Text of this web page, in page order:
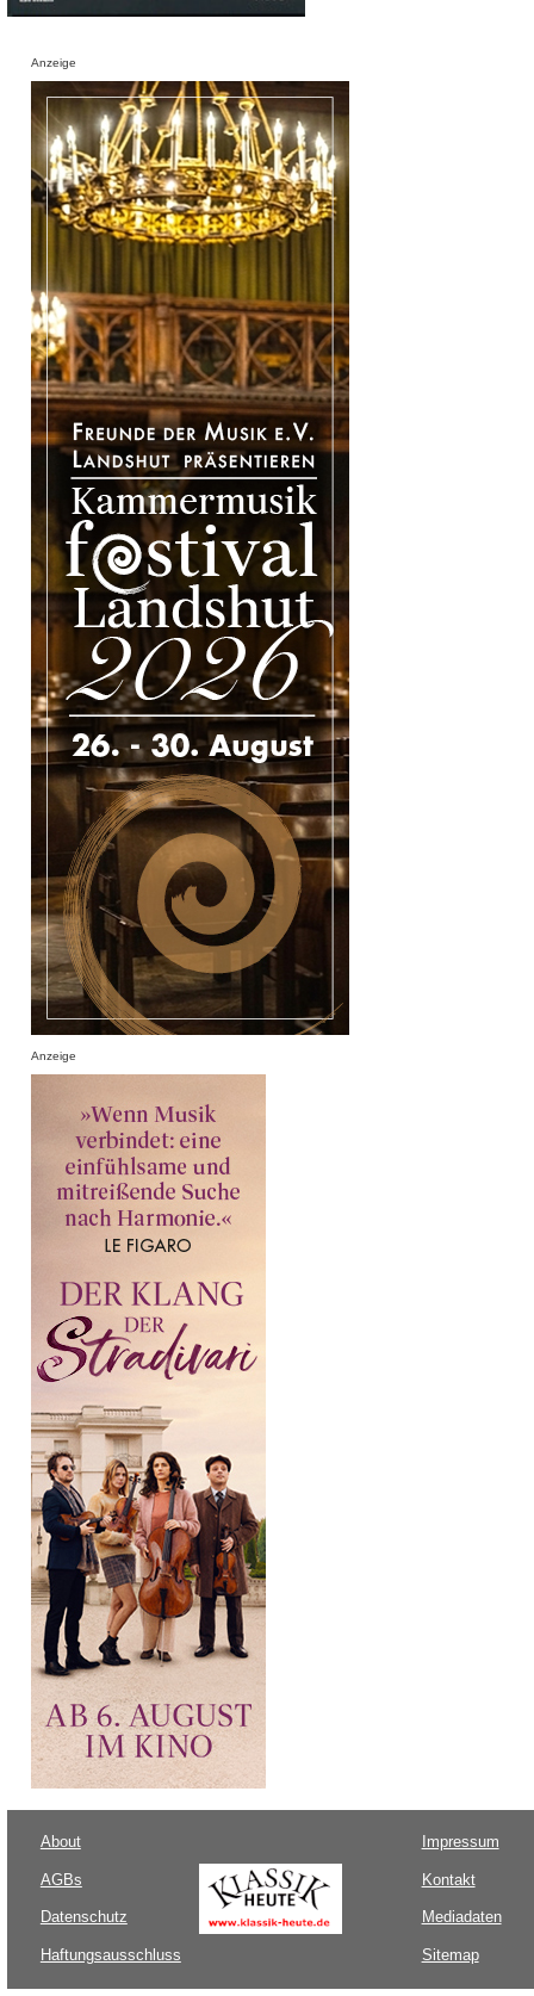
Anzeige
Anzeige
About
AGBs
Datenschutz
Haftungsausschluss
Impressum
Kontakt
Mediadaten
Sitemap